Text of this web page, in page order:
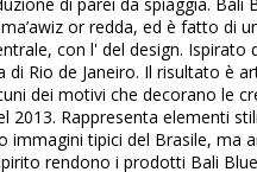
or redda, ed è fatto
con l' del design.
Rio de Janeiro. Il risultato è
dei motivi che decorano le
Rappresenta elementi
tipici del Brasile, ma
rendono i prodotti Bali